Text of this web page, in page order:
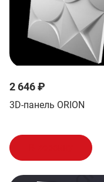
2 646 ₽
3D-панель ORION